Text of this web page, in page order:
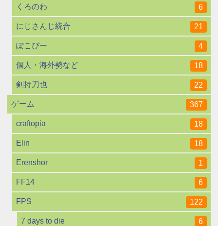
くろのわ 6
にじさんじ統合 21
ぽこぴー 4
個人・海外勢など 18
剣持刀也 22
ゲーム 367
craftopia 18
Elin 18
Erenshor 1
FF14 6
FPS 122
7 days to die 6